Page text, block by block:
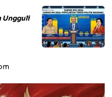
Ungguli